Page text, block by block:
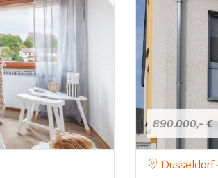
890.000,- €